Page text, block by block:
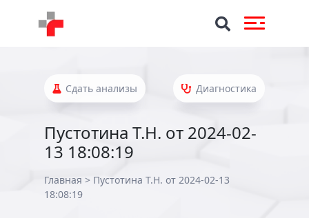
Сдать анализы Диагностика
Пустотина Т.Н. от 2024-02-
13 18:08:19
Главная > Пустотина Т.Н. от 2024-02-13
18:08:19